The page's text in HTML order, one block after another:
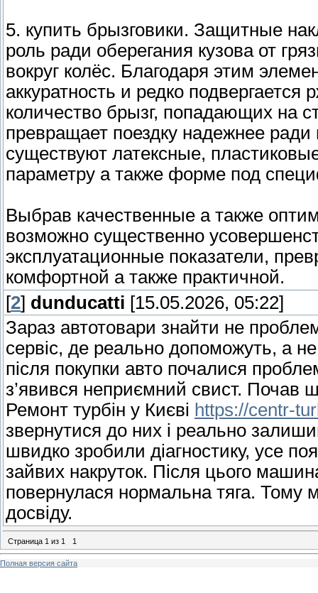
5. купить брызговики. Защитные
роль ради оберегания кузова от
вокруг колёс. Благодаря этим
аккуратность и редко
количество брызг, попадающих на
превращает поездку надежнее
существуют латексные,
параметру а также форме под
Выбрав качественные а также
возможно существенно
эксплуатационные показатели,
комфортной а также практичной.
[2] dunducatti [15.05.2026, 05:22]
Зараз автотовари знайти не
сервіс, де реально допоможуть, а
після покупки авто почалися
з’явився неприємний свист. Почав
Ремонт турбін у Києві https://centr-
звернутися до них і реально
швидко зробили діагностику, усе
зайвих накруток. Після цього
повернулася нормальна тяга. Тому
досвіду.
Страница 1 из 1 1
Полная версия сайта